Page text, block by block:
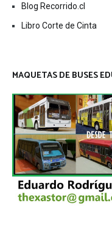
Blog Recorrido.cl
Libro Corte de Cinta
MAQUETAS DE BUSES